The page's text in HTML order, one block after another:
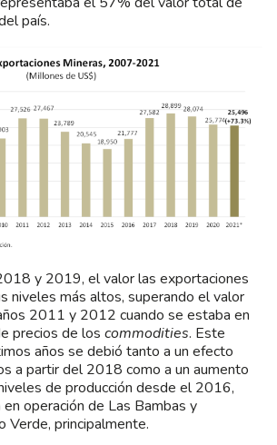
país.
y 2019, el valor las exportaciones
niveles más altos, superando el valor
2011 y 2012 cuando se estaba en
precios de los commodities. Este
años se debió tanto a un efecto
a partir del 2018 como a un aumento
de producción desde el 2016,
operación de Las Bambas y
Verde, principalmente.